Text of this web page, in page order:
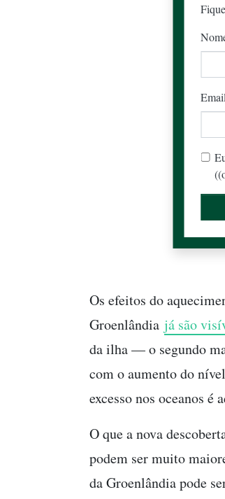
Email
Os efeitos do
Groenlândia já são
da ilha — o segundo
com o aumento do
excesso nos oceanos
O que a nova
podem ser muito
da Groenlândia pode